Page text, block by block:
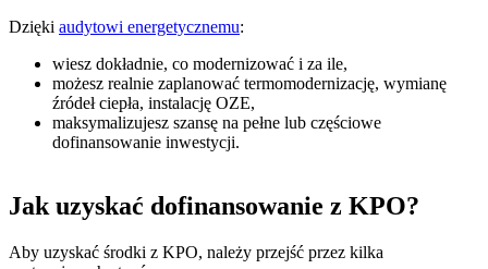
Dzięki audytowi energetycznemu:
wiesz dokładnie, co modernizować i za ile,
możesz realnie zaplanować termomodernizację, wymianę
źródeł ciepła, instalację OZE,
maksymalizujesz szansę na pełne lub częściowe
dofinansowanie inwestycji.
Jak uzyskać dofinansowanie z KPO?
Aby uzyskać środki z KPO, należy przejść przez kilka